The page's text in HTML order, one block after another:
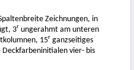
Zeichnungen, in
3r ungerahmt am unteren
15r ganzseitiges
Deckfarbeninitialen vier- bis